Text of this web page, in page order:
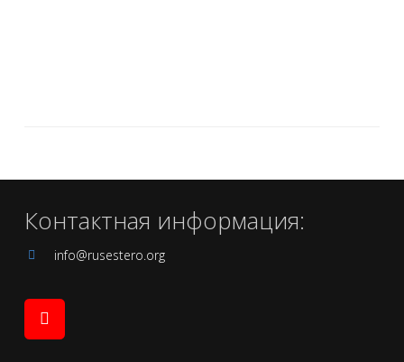
Контактная информация:
info@rusestero.org